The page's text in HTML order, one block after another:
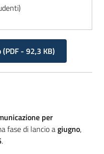
(PDF- 92,3 KB)
per
fase di lancio agiugno,
.